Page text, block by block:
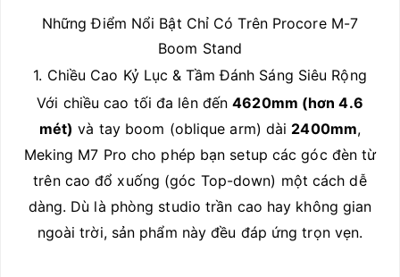
Những Điểm Nổi Bật Chỉ Có Trên Procore M-7
Boom Stand
1. Chiều Cao Kỷ Lục & Tầm Đánh Sáng Siêu Rộng
Với chiều cao tối đa lên đến4620mm (hơn 4.6
mét) và tay boom (oblique arm) dài 2400mm,
Meking M7 Pro cho phép bạn setup các góc đèn từ
trên cao đổ xuống (góc Top-down) một cách dễ
dàng. Dù là phòng studio trần cao hay không gian
ngoài trời, sản phẩm này đều đáp ứng trọn vẹn.